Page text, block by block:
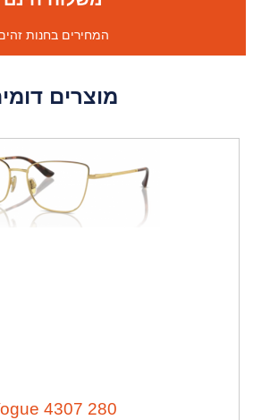
המחירים בחנות זהים
מוצרים דומים
Vogue 4307 280